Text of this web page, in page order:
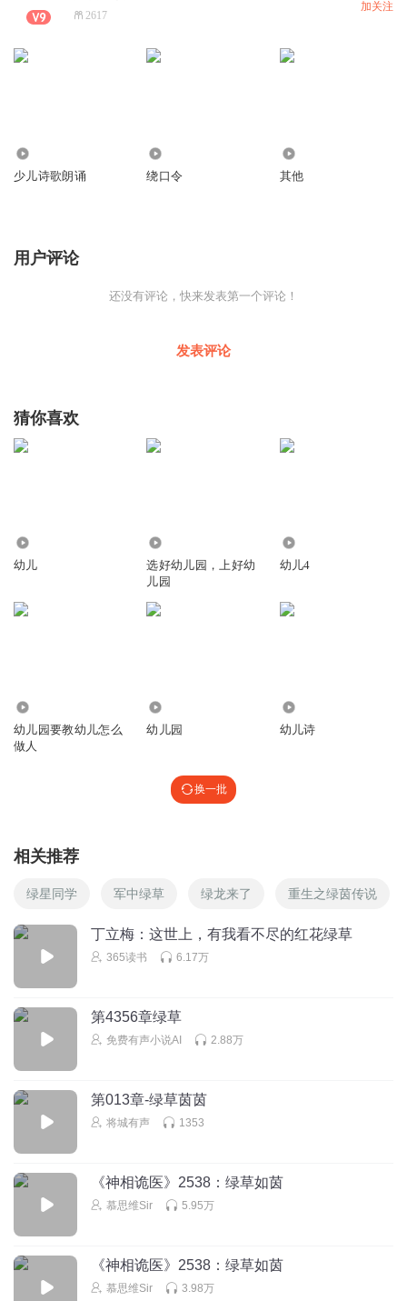
2617
加关注
少儿诗歌朗诵 绕口令 其他
用户评论
还没有评论，快来发表第一个评论！
发表评论
猜你喜欢
幼儿
选好幼儿园，上好幼
儿园
幼儿4
幼儿园要教幼儿怎么
做人
幼儿园 幼儿诗
换一批
相关推荐
绿星同学 军中绿草 绿龙来了 重生之绿茵传说
丁立梅：这世上，有我看不尽的红花绿草
365读书 6.17万
第4356章绿草
免费有声小说AI 2.88万
第013章-绿草茵茵
将城有声 1353
《神相诡医》2538：绿草如茵
慕思维Sir 5.95万
《神相诡医》2538：绿草如茵
慕思维Sir 3.98万